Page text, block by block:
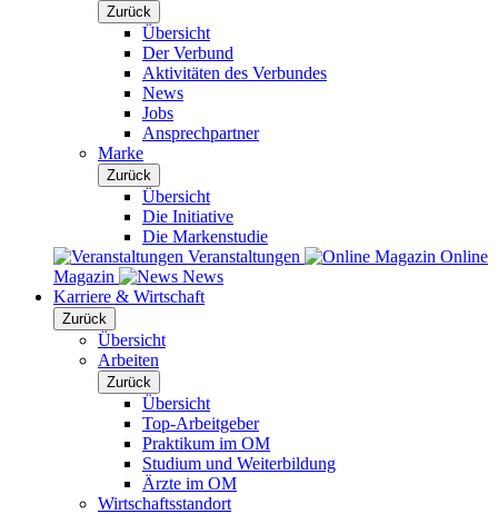
Zurück
Übersicht
Der Verbund
Aktivitäten des Verbundes
News
Jobs
Ansprechpartner
Marke
Zurück
Übersicht
Die Initiative
Die Markenstudie
Veranstaltungen
Online
Magazin
News
Karriere & Wirtschaft
Zurück
Übersicht
Arbeiten
Zurück
Übersicht
Top-Arbeitgeber
Praktikum im OM
Studium und Weiterbildung
Ärzte im OM
Wirtschaftsstandort